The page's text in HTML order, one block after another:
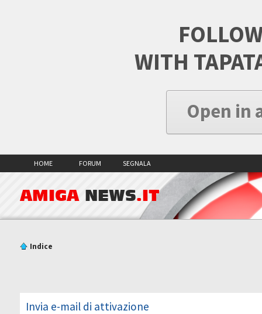
WITH
Open in
HOME FORUM SEGNALA
AMIGA NEWS.IT
Indice
Invia e-mail di attivazione